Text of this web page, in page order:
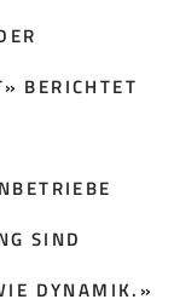
BERICHTET
SIND
DYNAMIK.»